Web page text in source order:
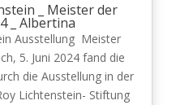
_ Meister der
_ Albertina
Ausstellung Meister
5. Juni 2024 fand die
die Ausstellung in der
Lichtenstein- Stiftung